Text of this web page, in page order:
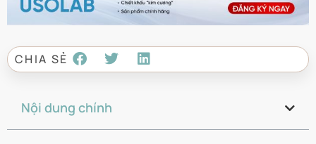
CHIA SẺ
Nội dung chính